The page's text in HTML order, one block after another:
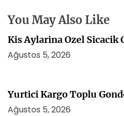
You May Also Like
Kis Aylarina Ozel Sicacik
Ağustos 5, 2026
Yurtici Kargo Toplu
Ağustos 5, 2026